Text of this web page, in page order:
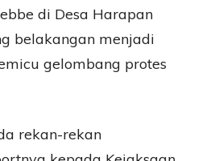
di Desa Harapan
belakangan menjadi
gelombang protes
rekan-rekan